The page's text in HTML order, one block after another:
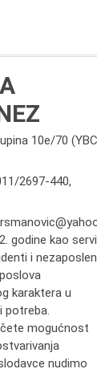
10e/70
2697-440,
godine kao
i
karaktera u
potreba.
mogućnost
nudimo